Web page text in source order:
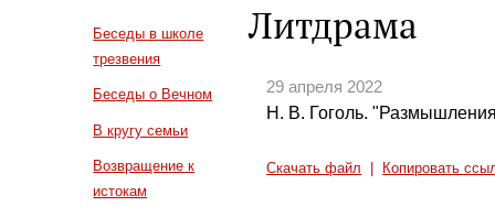
Беседы в школе
трезвения
Беседы о Вечном
В кругу семьи
Возвращение к
истокам
Литдрама
29 апреля 2022
Н. В. Гоголь.
Скачать файл Копировать